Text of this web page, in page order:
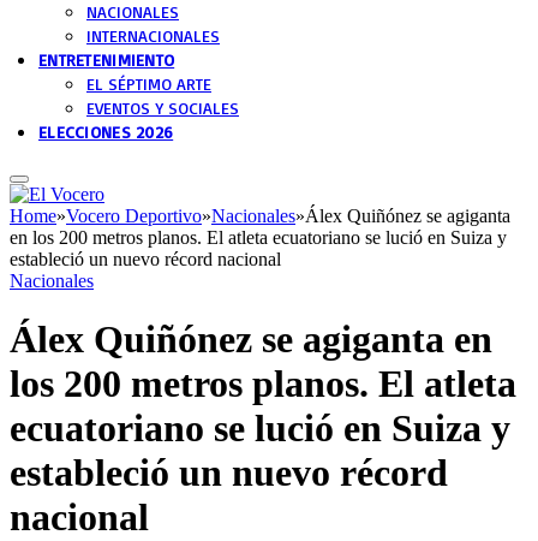
NACIONALES
INTERNACIONALES
ENTRETENIMIENTO
EL SÉPTIMO ARTE
EVENTOS Y SOCIALES
ELECCIONES 2026
Home»Vocero Deportivo»Nacionales»Álex Quiñónez se agiganta
en los 200 metros planos. El atleta ecuatoriano se lució en Suiza y
estableció un nuevo récord nacional
Nacionales
Álex Quiñónez se agiganta en
los 200 metros planos. El atleta
ecuatoriano se lució en Suiza y
estableció un nuevo récord
nacional